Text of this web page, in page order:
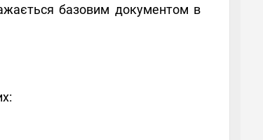
базовим документом в